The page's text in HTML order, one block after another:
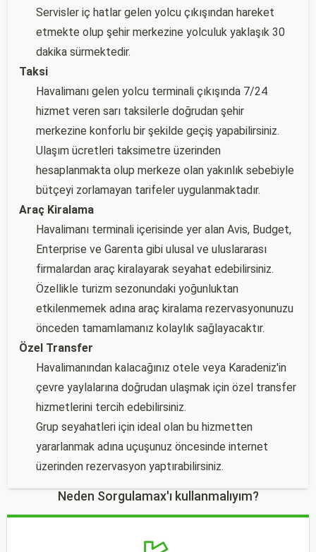
Servisler iç hatlar gelen yolcu çıkışından hareket
etmekte olup şehir merkezine yolculuk yaklaşık 30
dakika sürmektedir.
Taksi
Havalimanı gelen yolcu terminali çıkışında 7/24
hizmet veren sarı taksilerle doğrudan şehir
merkezine konforlu bir şekilde geçiş yapabilirsiniz.
Ulaşım ücretleri taksimetre üzerinden
hesaplanmakta olup merkeze olan yakınlık sebebiyle
bütçeyi zorlamayan tarifeler uygulanmaktadır.
Araç Kiralama
Havalimanı terminali içerisinde yer alan Avis, Budget,
Enterprise ve Garenta gibi ulusal ve uluslararası
firmalardan araç kiralayarak seyahat edebilirsiniz.
Özellikle turizm sezonundaki yoğunluktan
etkilenmemek adına araç kiralama rezervasyonunuzu
önceden tamamlamanız kolaylık sağlayacaktır.
Özel Transfer
Havalimanından kalacağınız otele veya Karadeniz'in
çevre yaylalarına doğrudan ulaşmak için özel transfer
hizmetlerini tercih edebilirsiniz.
Grup seyahatleri için ideal olan bu hizmetten
yararlanmak adına uçuşunuz öncesinde internet
üzerinden rezervasyon yaptırabilirsiniz.
Neden Sorgulamax'ı kullanmalıyım?